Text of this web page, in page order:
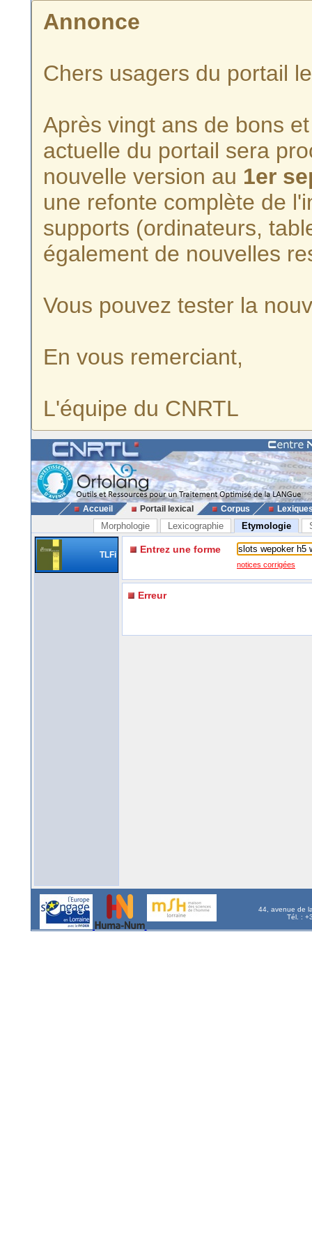
Annonce
Chers usagers du portail
Après vingt ans de bons
actuelle du portail sera
nouvelle version au 1er
une refonte complète de
supports (ordinateurs,
également de nouvelles
Vous pouvez tester la
En vous remerciant,
L'équipe du CNRTL
Accueil Portail lexical Corpus
Morphologie Lexicographie Etymologie
TLFi Entrez une forme
notices corrigées
Erreur
44, avenue de
Tél. :